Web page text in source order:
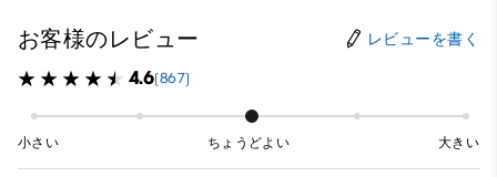
お客様のレビュー レビューを書く
4.6(867)
小さい ちょうどよい 大きい